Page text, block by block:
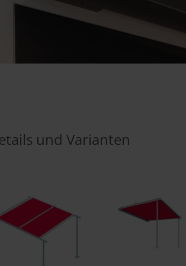
und Varianten